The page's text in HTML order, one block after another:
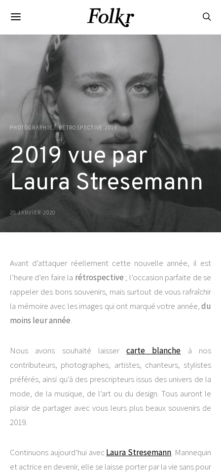
PHOTOGRAPHIE RÉTROSPECTIVE 2019
2019 vue par
Laura Stresemann
20 JANVIER 2020
Avant d’attaquer réellement cette nouvelle année, il est
l’heure d’en faire la rétrospective ; l’occasion parfaite de se
rappeler des bons souvenirs, mais surtout de vous rafraîchir
la mémoire avec les images qui ont marqué votre année,du
moins leur année.
Nous avons souhaité laissercarte blanche à nos
contributeurs, photographes, artistes, chanteurs, stylistes
préférés, ainsi qu’à des prescripteurs issus des univers de la
mode, de la musique, de l’art ou du design. Tous auront le
plaisir de partager avec vous leurs plus beaux souvenirs de
2019.
Continuons aujourd’hui avec Laura Stresemann. Mannequin
et actrice en devenir, elle se laisse porter par la vie sans pour